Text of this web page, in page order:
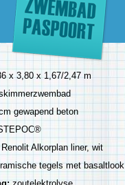
x 3,80 x 1,67/2,47 m
gewapend beton
Alkorplan liner, wit
tegels met basaltlook